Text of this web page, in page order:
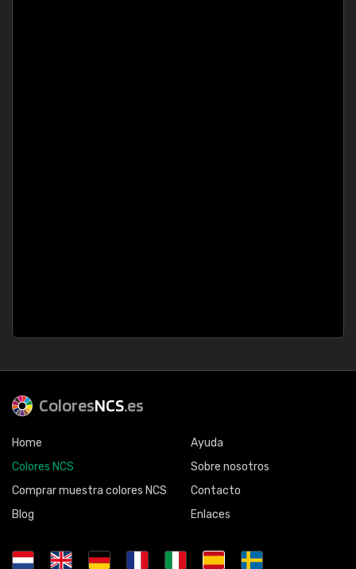
ColoresNCS.es
Home
Colores NCS
Comprar muestra colores NCS
Blog
Ayuda
Sobre nosotros
Contacto
Enlaces